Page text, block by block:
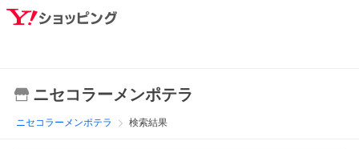
ニセコラーメンポテラ
ニセコラーメンポテラ 検索結果